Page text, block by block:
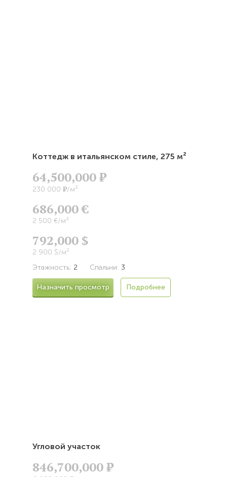
Коттедж в итальянском стиле, 275 м²
64,500,000Р
230 000 Р/м²
686,000 €
2 500 €/м²
792,000 $
2 900 $/м²
Этажность: 2 Спальни: 3
Назначить просмотр Подробнее
Угловой участок
846,700,000Р